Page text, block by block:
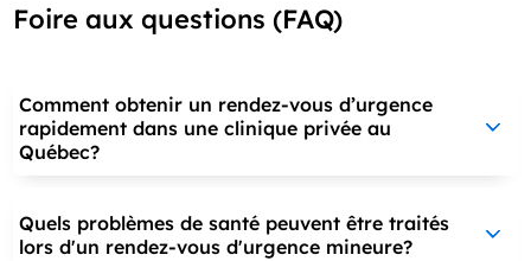
Foire aux questions (FAQ)
Comment obtenir un rendez-vous d’urgence
rapidement dans une clinique privée au
Québec?
Quels problèmes de santé peuvent être traités
lors d'un rendez-vous d'urgence mineure?